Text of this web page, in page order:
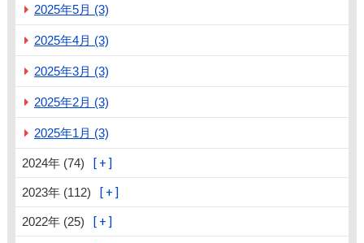
2025年5月 (3)
2025年4月 (3)
2025年3月 (3)
2025年2月 (3)
2025年1月 (3)
2024年 (74)
2023年 (112)
2022年 (25)